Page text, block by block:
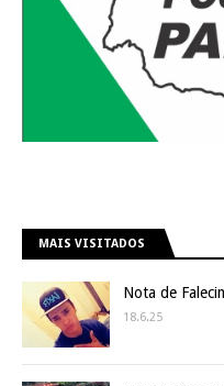
MAIS VISITADOS
Nota de
18.6.25